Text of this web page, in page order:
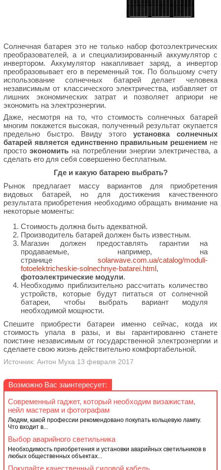
Солнечная батарея это не только набор фотоэлектрических
преобразователей, а и специализированный аккумулятор с
инвертором. Аккумулятор накапливает заряд, а инвертор
преобразовывает его в переменный ток. По большому счету
использование солнечных батарей делает человека
независимым от классического электричества, избавляет от
лишних экономических затрат и позволяет априори не
экономить на электроэнергии.
Даже, несмотря на то, что стоимость солнечных батарей
многим покажется высокая, полученный результат окупается
предельно быстро. Ввиду этогоустановка солнечных
батарей является единственно правильным решением не
простоэкономить на потреблении энергии электричества, а
сделать его для себя совершенно бесплатным.
Где и какую батарею выбрать?
Рынок предлагает массу вариантов для приобретения
видовых батарей, но для достижения качественного
результата приобретения необходимо обращать внимание на
некоторые моменты:
Стоимость должна быть адекватной.
Производитель батарей должен быть известным.
Магазин должен предоставлять гарантии на
продаваемые, например, на
странице solarwave.com.ua/catalog/moduli-
fotoelektricheskie-solnechnye-batarei.html,
фотоэлектрические модули.
Необходимо приблизительно рассчитать количество
устройств, которые будут питаться от солнечной
батареи, чтобы выбрать вариант модуля
необходимой мощности.
Спешите приобрести батареи именно сейчас, когда их
стоимость упала в разы, и вы гарантированно станете
поистине независимым от государственной электроэнергии и
сделаете свою жизнь действительно комфортабельной.
Источник: Антон Муха 13 февраля 2017
Возможно Вас заинтересует:
Современный гаджет, который необходим визажистам,
нейл мастерам и фотографам
Людям, какой профессии рекомендовано покупать кольцевую лампу.
Что входит в...
Выбор аварийного светильника
Необходимость приобретения и установки аварийных светильников в
любых общественных объектах...